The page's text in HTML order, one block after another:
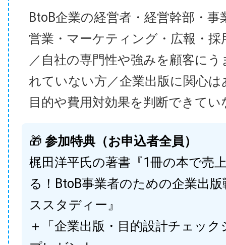
BtoB企業の経営者・経営幹部・事
営業・マーケティング・広報・採
／自社の専門性や強みを顧客に
れていない方／企業出版に関心
目的や費用対効果を判断できてい
🎁 参加特典（お申込者全員）
梶田洋平氏の著書『1冊の本で売
る！BtoB事業者のための企業出
ススタディー』
＋「企業出版・目的設計チェック